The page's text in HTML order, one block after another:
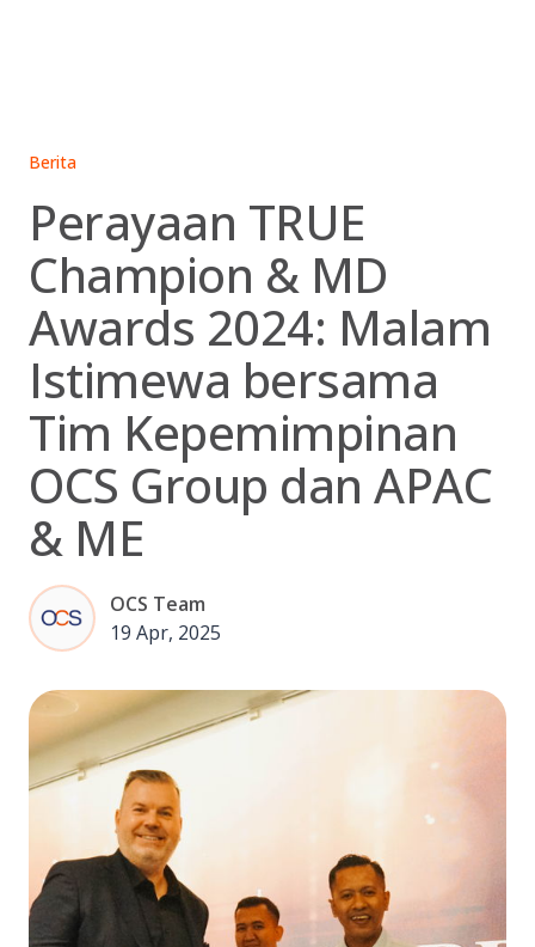
Berita
Perayaan TRUE
Champion & MD
Awards 2024: Malam
Istimewa bersama
Tim Kepemimpinan
OCS Group dan APAC
& ME
OCS Team
19 Apr, 2025